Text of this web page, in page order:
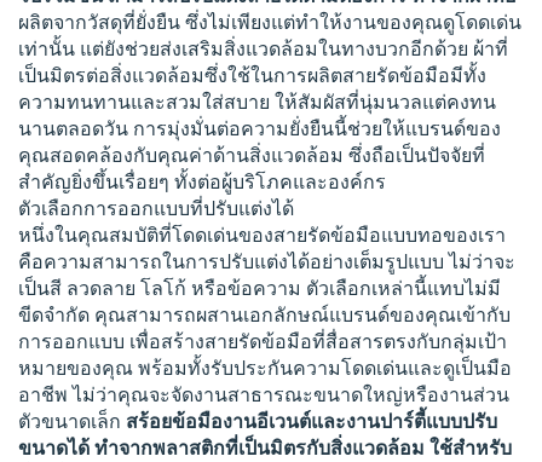
ผลิตจากวัสดุที่ยั่งยืน ซึ่งไม่เพียงแต่ทำให้งานของคุณดูโดดเด่น
เท่านั้น แต่ยังช่วยส่งเสริมสิ่งแวดล้อมในทางบวกอีกด้วย ผ้าที่
เป็นมิตรต่อสิ่งแวดล้อมซึ่งใช้ในการผลิตสายรัดข้อมือมีทั้ง
ความทนทานและสวมใส่สบาย ให้สัมผัสที่นุ่มนวลแต่คงทน
นานตลอดวัน การมุ่งมั่นต่อความยั่งยืนนี้ช่วยให้แบรนด์ของ
คุณสอดคล้องกับคุณค่าด้านสิ่งแวดล้อม ซึ่งถือเป็นปัจจัยที่
สำคัญยิ่งขึ้นเรื่อยๆ ทั้งต่อผู้บริโภคและองค์กร
ตัวเลือกการออกแบบที่ปรับแต่งได้
หนึ่งในคุณสมบัติที่โดดเด่นของสายรัดข้อมือแบบทอของเรา
คือความสามารถในการปรับแต่งได้อย่างเต็มรูปแบบ ไม่ว่าจะ
เป็นสี ลวดลาย โลโก้ หรือข้อความ ตัวเลือกเหล่านี้แทบไม่มี
ขีดจำกัด คุณสามารถผสานเอกลักษณ์แบรนด์ของคุณเข้ากับ
การออกแบบ เพื่อสร้างสายรัดข้อมือที่สื่อสารตรงกับกลุ่มเป้า
หมายของคุณ พร้อมทั้งรับประกันความโดดเด่นและดูเป็นมือ
อาชีพ ไม่ว่าคุณจะจัดงานสาธารณะขนาดใหญ่หรืองานส่วน
ตัวขนาดเล็ก สร้อยข้อมืองานอีเวนต์และงานปาร์ตี้แบบปรับ
ขนาดได้ ทำจากพลาสติกที่เป็นมิตรกับสิ่งแวดล้อม ใช้สำหรับ